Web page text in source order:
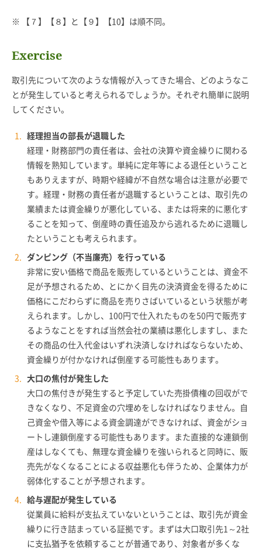
※ 【７】【８】と【９】【10】は順不同。
Exercise
取引先について次のような情報が入ってきた場合、どのようなこ
とが発生していると考えられるでしょうか。それぞれ簡単に説明
してください。
経理担当の部長が退職した
経理・財務部門の責任者は、会社の決算や資金繰りに関わる
情報を熟知しています。単純に定年等による退任ということ
もありえますが、時期や経緯が不自然な場合は注意が必要で
す。経理・財務の責任者が退職するということは、取引先の
業績または資金繰りが悪化している、または将来的に悪化す
ることを知って、倒産時の責任追及から逃れるために退職し
たということも考えられます。
ダンピング（不当廉売）を行っている
非常に安い価格で商品を販売しているということは、資金不
足が予想されるため、とにかく目先の決済資金を得るために
価格にこだわらずに商品を売りさばいているという状態が考
えられます。しかし、100円で仕入れたものを50円で販売す
るようなことをすれば当然会社の業績は悪化しますし、また
その商品の仕入代金はいずれ決済しなければならないため、
資金繰りが付かなければ倒産する可能性もあります。
大口の焦付が発生した
大口の焦付きが発生すると予定していた売掛債権の回収がで
きなくなり、不足資金の穴埋めをしなければなりません。自
己資金や借入等による資金調達ができなければ、資金がショ
ートし連鎖倒産する可能性もあります。また直接的な連鎖倒
産はしなくても、無理な資金繰りを強いられると同時に、販
売先がなくなることによる収益悪化も伴うため、企業体力が
弱体化することが予想されます。
給与遅配が発生している
従業員に給料が支払えていないということは、取引先が資金
繰りに行き詰まっている証拠です。まずは大口取引先1～2社
に支払猶予を依頼することが普通であり、対象者が多くな